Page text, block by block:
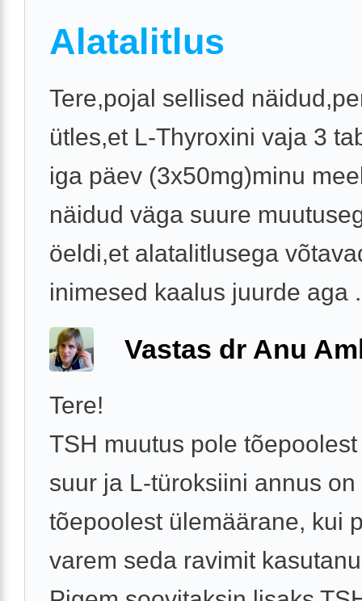
Alatalitlus
Tere,pojal sellised
ütles,et L-Thyroxini vaja 3
iga päev (3x50mg)minu
näidud väga suure
öeldi,et alatalitlusega
inimesed kaalus juurde aga
Vastas dr Anu
Tere!
TSH muutus pole
suur ja L-türoksiini annus on
tõepoolest ülemäärane, kui
varem seda ravimit